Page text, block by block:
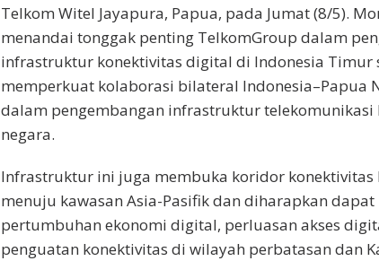
Telkom Witel Jayapura, Papua, pada Jumat (8/5).
menandai tonggak penting TelkomGroup dalam
infrastruktur konektivitas digital di Indonesia Timur
memperkuat kolaborasi bilateral Indonesia–Papua
dalam pengembangan infrastruktur telekomunikasi
negara.
Infrastruktur ini juga membuka koridor konektivitas
menuju kawasan Asia-Pasifik dan diharapkan
pertumbuhan ekonomi digital, perluasan akses
penguatan konektivitas di wilayah perbatasan dan